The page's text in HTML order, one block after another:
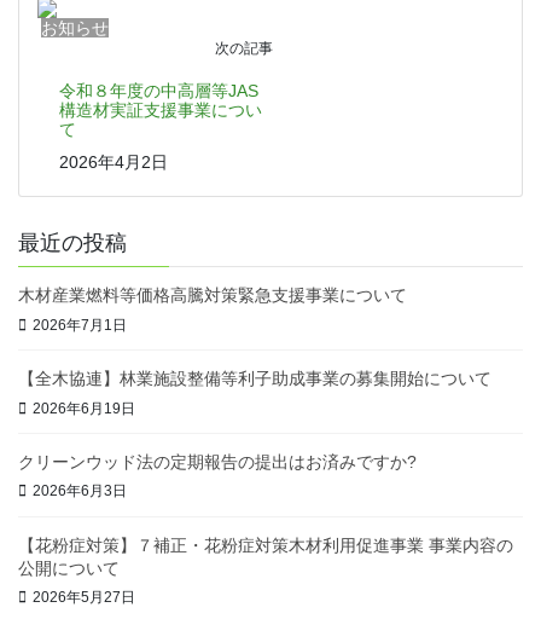
お知らせ
次の記事
令和８年度の中高層等JAS
構造材実証支援事業につい
て
2026年4月2日
最近の投稿
木材産業燃料等価格高騰対策緊急支援事業について
2026年7月1日
【全木協連】林業施設整備等利子助成事業の募集開始について
2026年6月19日
クリーンウッド法の定期報告の提出はお済みですか?
2026年6月3日
【花粉症対策】７補正・花粉症対策木材利用促進事業 事業内容の
公開について
2026年5月27日